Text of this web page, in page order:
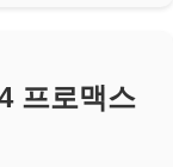
프로맥스